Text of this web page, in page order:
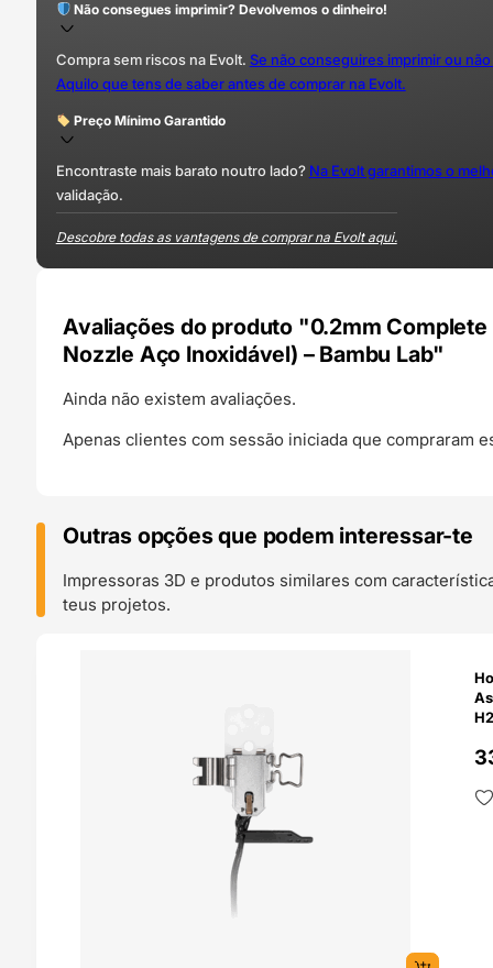
Não consegues imprimir? Devolvemos o dinheiro!
Compra sem riscos na Evolt. Se não conseguires imprimir ou
Aquilo que tens de saber antes de comprar na Evolt.
Preço Mínimo Garantido
Encontraste mais barato noutro lado? Na Evolt garantimos o
validação.
Descobre todas as vantagens de comprar na Evolt aqui.
Avaliações do produto "0.2mm
Nozzle Aço Inoxidável) – Bambu Lab"
Ainda não existem avaliações.
Apenas clientes com sessão iniciada que compraram
Outras opções que podem interessar-te
Impressoras 3D e produtos similares com
teus projetos.